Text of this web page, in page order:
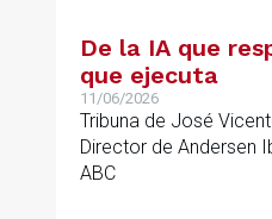
De la IA que
que ejecuta
11/06/2026
Tribuna de José
Director de Andersen
ABC